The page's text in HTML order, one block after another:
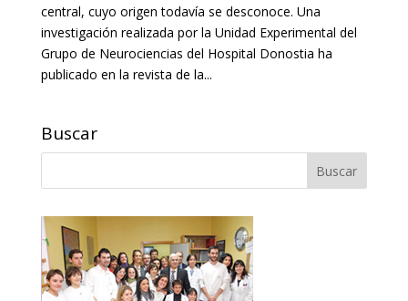
central, cuyo origen todavía se desconoce. Una
investigación realizada por la Unidad Experimental del
Grupo de Neurociencias del Hospital Donostia ha
publicado en la revista de la...
Buscar